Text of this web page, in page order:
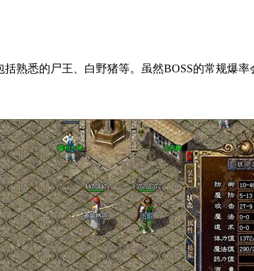
熟悉的尸王、白野猪等。虽然BOSS的常规